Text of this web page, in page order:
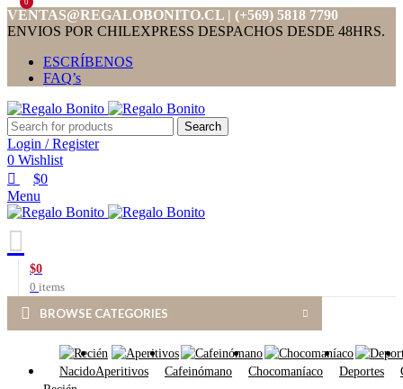
VENTAS@REGALOBONITO.CL | (+569) 5818 7790
ENVIOS POR CHILEXPRESS DESPACHOS DESDE 48HRS.
ESCRÍBENOS
FAQ’s
Search
Login / Register
0 Wishlist
0
$0
Menu
0 items
$0
BROWSE CATEGORIES
Aperitivos Cafeinómano Chocomaníaco Deportes